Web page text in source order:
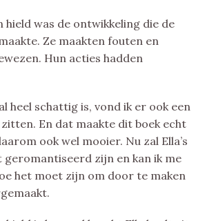
hield was de ontwikkeling die de
Ze maakten fouten en
Hun acties hadden
heel schattig is, vond ik er ook een
En dat maakte dit boek echt
ook wel mooier. Nu zal Ella’s
geromantiseerd zijn en kan ik me
het moet zijn om door te maken